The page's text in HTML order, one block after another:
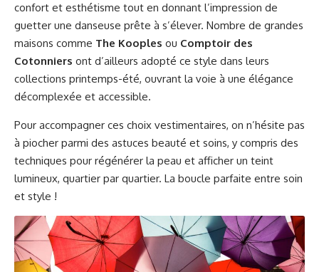
confort et esthétisme tout en donnant l’impression de
guetter une danseuse prête à s’élever. Nombre de grandes
maisons comme The Kooples ou Comptoir des
Cotonniers ont d’ailleurs adopté ce style dans leurs
collections printemps-été, ouvrant la voie à une élégance
décomplexée et accessible.
Pour accompagner ces choix vestimentaires, on n’hésite pas
à piocher parmi des astuces beauté et soins, y compris des
techniques pour régénérer la peau et afficher un teint
lumineux, quartier par quartier. La boucle parfaite entre soin
et style !